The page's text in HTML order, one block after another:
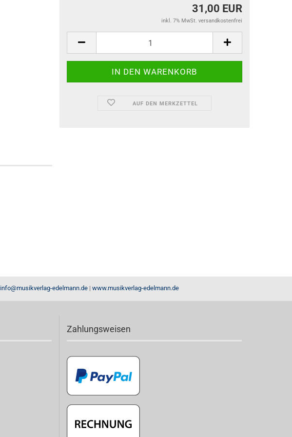
31,00 EUR
inkl. 7% MwSt. versandkostenfrei
AUF DEN MERKZETTEL
info@musikverlag-edelmann.de| www.musikverlag-edelmann.de
Zahlungsweisen